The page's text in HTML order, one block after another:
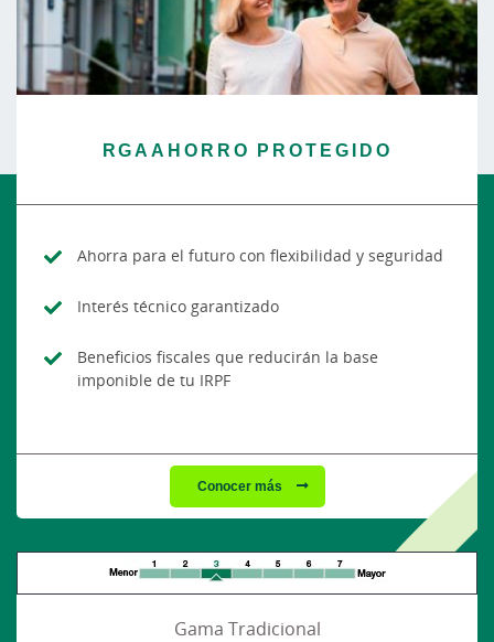
RGAAHORRO PROTEGIDO
Ahorra para el futuro con flexibilidad y seguridad
Interés técnico garantizado
Beneficios fiscales que reducirán la base
imponible de tu IRPF
Conocer más
Gama Tradicional